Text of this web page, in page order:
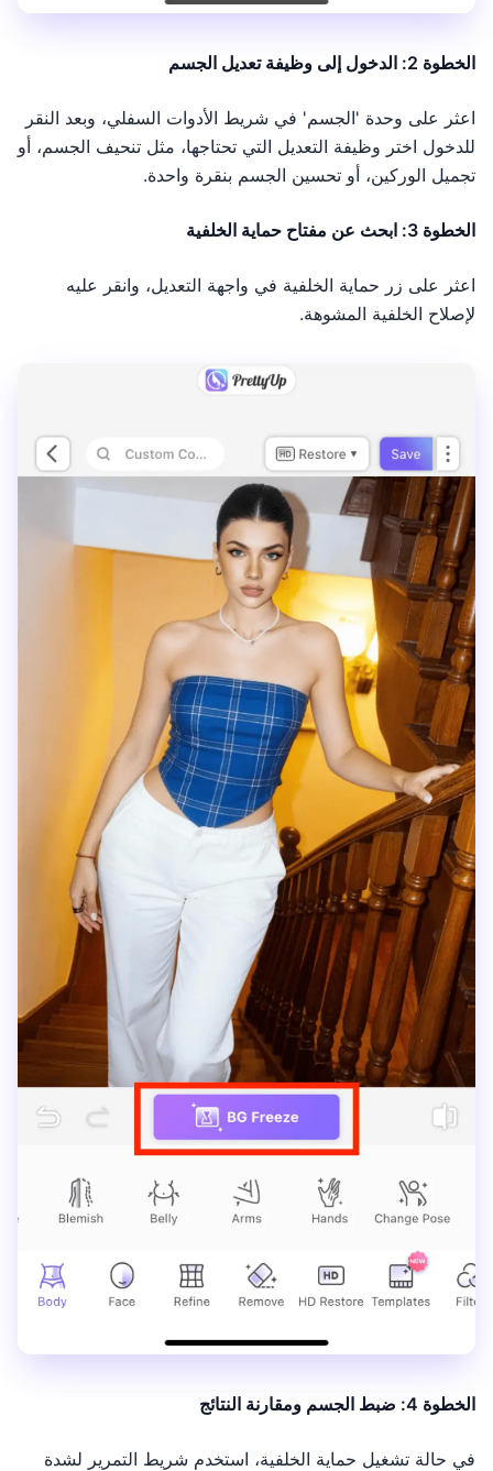
الخطوة 2: الدخول إلى وظيفة تعديل الجسم
اعثر على وحدة 'الجسم' في شريط الأدوات السفلي، وبعد النقر
للدخول اختر وظيفة التعديل التي تحتاجها، مثل تنحيف الجسم، أو
تجميل الوركين، أو تحسين الجسم بنقرة واحدة.
الخطوة 3: ابحث عن مفتاح حماية الخلفية
اعثر على زر حماية الخلفية في واجهة التعديل، وانقر عليه
لإصلاح الخلفية المشوهة.
الخطوة 4: ضبط الجسم ومقارنة النتائج
في حالة تشغيل حماية الخلفية، استخدم شريط التمرير لشدة